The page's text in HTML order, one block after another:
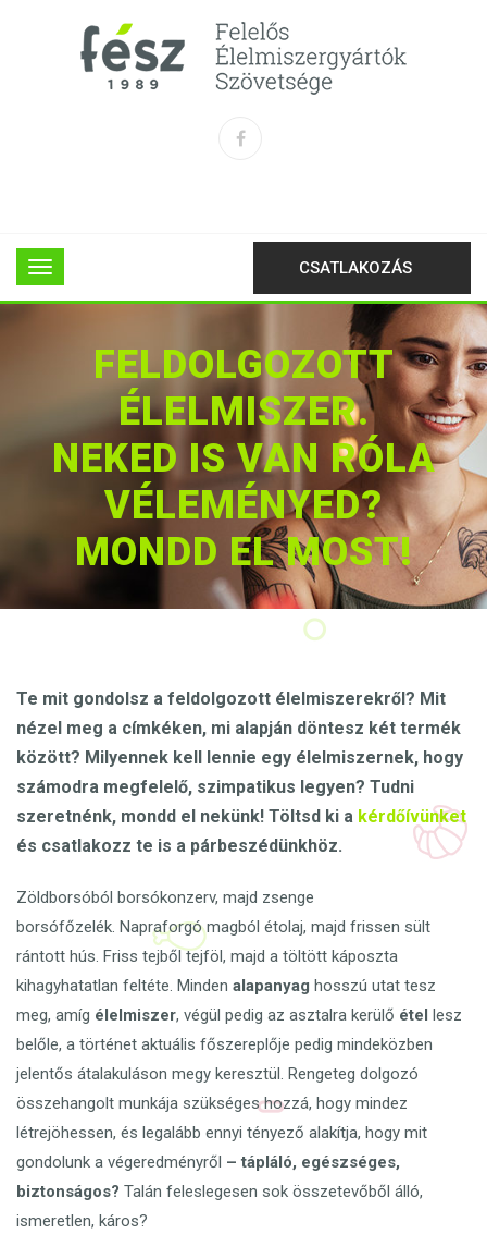
CSATLAKOZÁS
FELDOLGOZOTT
ÉLELMISZER.
NEKED IS VAN RÓLA
VÉLEMÉNYED?
MONDD EL MOST!
Te mit gondolsz a feldolgozott élelmiszerekről? Mit
nézel meg a címkéken, mi alapján döntesz két termék
között? Milyennek kell lennie egy élelmiszernek, hogy
számodra megfelelő, szimpatikus legyen? Tudni
szeretnénk, mondd el nekünk! Töltsd ki a kérdőívünket
és csatlakozz te is a párbeszédünkhöz.
Zöldborsóból borsókonzerv, majd zsenge
borsófőzelék. Napraforgó magból étolaj, majd frissen sült
rántott hús. Friss tejből tejföl, majd a töltött káposzta
kihagyhatatlan feltéte. Minden alapanyag hosszú utat tesz
meg, amíg élelmiszer, végül pedig az asztalra kerülő étel lesz
belőle, a történet aktuális főszereplője pedig mindeközben
jelentős átalakuláson megy keresztül. Rengeteg dolgozó
összehangolt munkája szükséges hozzá, hogy mindez
létrejöhessen, és legalább ennyi tényező alakítja, hogy mit
gondolunk a végeredményről – tápláló, egészséges,
biztonságos? Talán feleslegesen sok összetevőből álló,
ismeretlen, káros?